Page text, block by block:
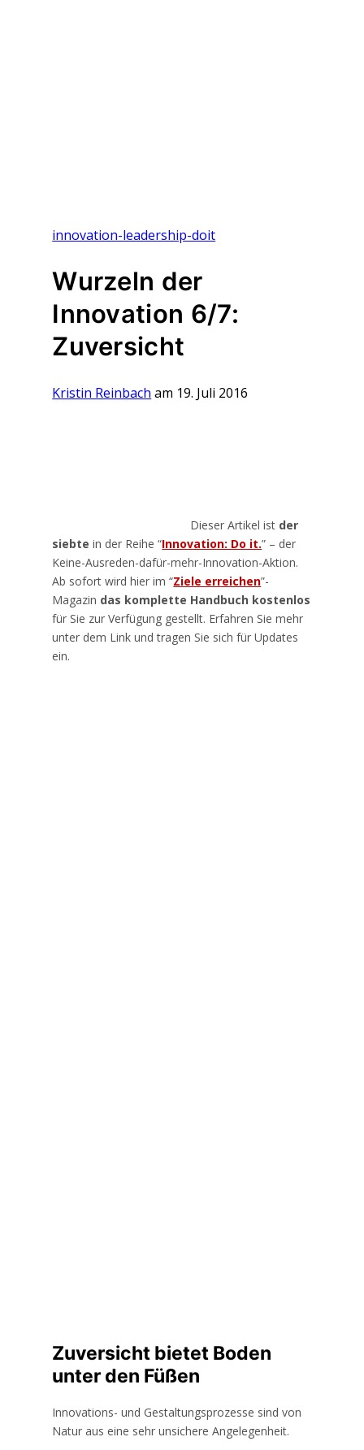
innovation-leadership-doit
Wurzeln der
Innovation 6/7:
Zuversicht
Kristin Reinbach am 19. Juli 2016
Dieser Artikel ist der
siebte in der Reihe “Innovation: Do it.” – der
Keine-Ausreden-dafür-mehr-Innovation-Aktion.
Ab sofort wird hier im “Ziele erreichen”-
Magazin das komplette Handbuch kostenlos
für Sie zur Verfügung gestellt. Erfahren Sie mehr
unter dem Link und tragen Sie sich für Updates
ein.
Zuversicht bietet Boden
unter den Füßen
Innovations- und Gestaltungsprozesse sind von
Natur aus eine sehr unsichere Angelegenheit.